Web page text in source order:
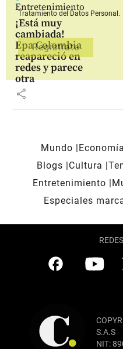
Entretenimiento
¡Está muy
cambiada!
Epa Colombia
reapareció en
redes y parece
otra
share
Tratamiento del Datos Personal.
Mundo Economía
Blogs
Cultura
Entretenimiento
Especiales
S.A.S
NIT: